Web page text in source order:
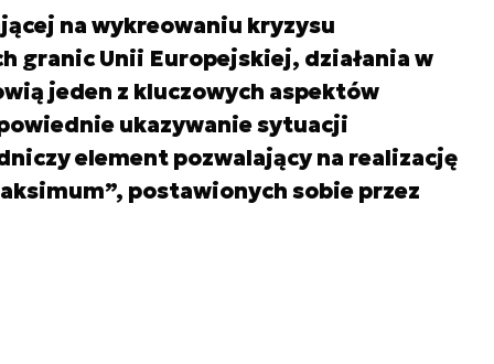
na wykreowaniu kryzysu
granic Unii Europejskiej, działania w
jeden z kluczowych aspektów
ukazywanie sytuacji
element pozwalający na realizację
postawionych sobie przez